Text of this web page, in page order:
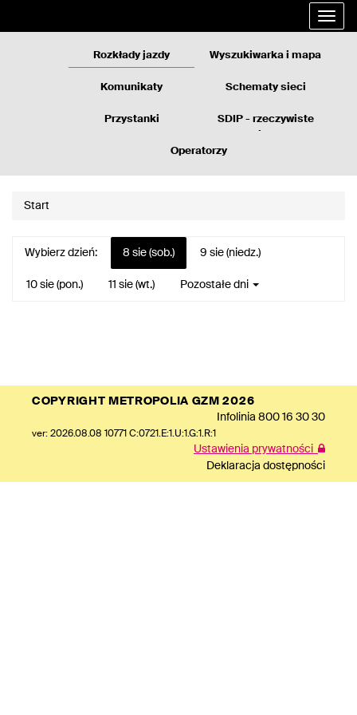
Rozkłady jazdy Wyszukiwarka i mapa
Komunikaty Schematy sieci
Przystanki
SDIP - rzeczywiste
Operatorzy
Start
Wybierz dzień: 8 sie (sob.) 9 sie (niedz.)
10 sie (pon.) 11 sie (wt.) Pozostałe dni
COPYRIGHT METROPOLIA GZM 2026
Infolinia 800 16 30 30
ver: 2026.08.08 10771 C:0721.E:1.U:1.G:1.R:1
Ustawienia prywatności
Deklaracja dostępności